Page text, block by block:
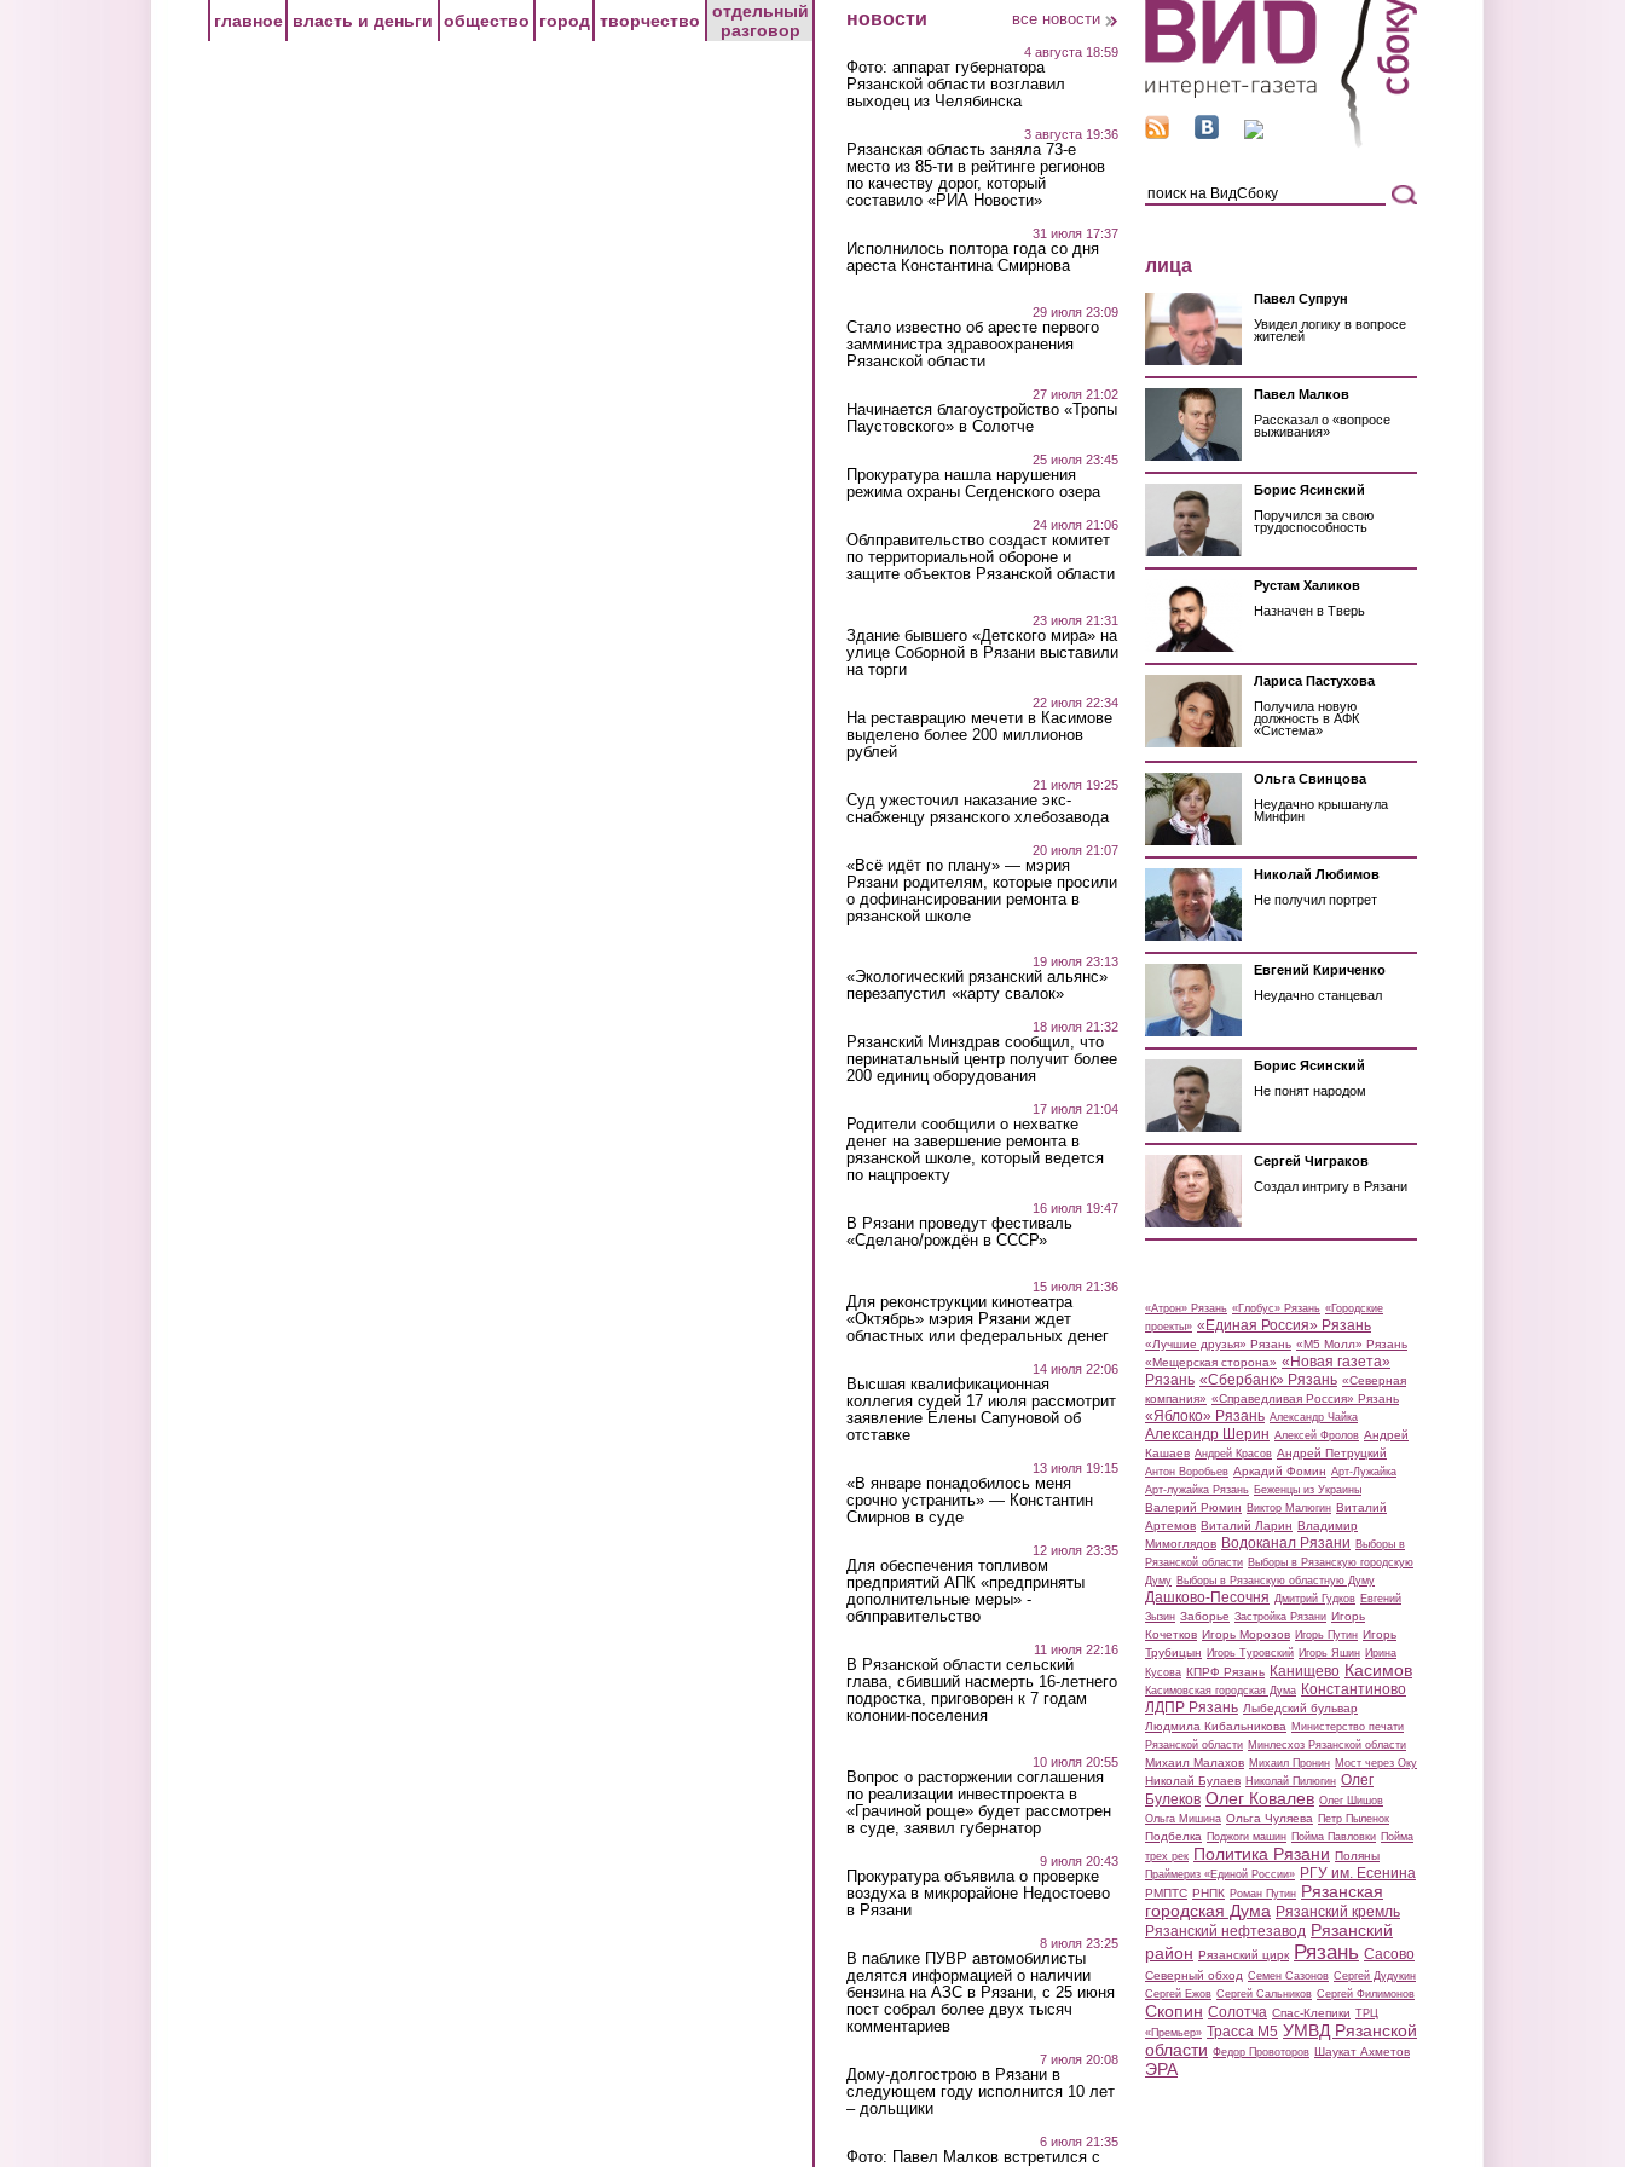
главное власть и деньги общество город творчество
отдельный
разговор
новости все новости
4 августа 18:59
Фото: аппарат губернатора
Рязанской области возглавил
выходец из Челябинска
3 августа 19:36
Рязанская область заняла 73-е
место из 85-ти в рейтинге регионов
по качеству дорог, который
составило «РИА Новости»
31 июля 17:37
Исполнилось полтора года со дня
ареста Константина Смирнова
29 июля 23:09
Стало известно об аресте первого
замминистра здравоохранения
Рязанской области
27 июля 21:02
Начинается благоустройство «Тропы
Паустовского» в Солотче
25 июля 23:45
Прокуратура нашла нарушения
режима охраны Сегденского озера
24 июля 21:06
Облправительство создаст комитет
по территориальной обороне и
защите объектов Рязанской области
23 июля 21:31
Здание бывшего «Детского мира» на
улице Соборной в Рязани выставили
на торги
22 июля 22:34
На реставрацию мечети в Касимове
выделено более 200 миллионов
рублей
21 июля 19:25
Суд ужесточил наказание экс-
снабженцу рязанского хлебозавода
20 июля 21:07
«Всё идёт по плану» — мэрия
Рязани родителям, которые просили
о дофинансировании ремонта в
рязанской школе
19 июля 23:13
«Экологический рязанский альянс»
перезапустил «карту свалок»
18 июля 21:32
Рязанский Минздрав сообщил, что
перинатальный центр получит более
200 единиц оборудования
17 июля 21:04
Родители сообщили о нехватке
денег на завершение ремонта в
рязанской школе, который ведется
по нацпроекту
16 июля 19:47
В Рязани проведут фестиваль
«Сделано/рождён в СССР»
15 июля 21:36
Для реконструкции кинотеатра
«Октябрь» мэрия Рязани ждет
областных или федеральных денег
14 июля 22:06
Высшая квалификационная
коллегия судей 17 июля рассмотрит
заявление Елены Сапуновой об
отставке
13 июля 19:15
«В январе понадобилось меня
срочно устранить» — Константин
Смирнов в суде
12 июля 23:35
Для обеспечения топливом
предприятий АПК «предприняты
дополнительные меры» -
облправительство
11 июля 22:16
В Рязанской области сельский
глава, сбивший насмерть 16-летнего
подростка, приговорен к 7 годам
колонии-поселения
10 июля 20:55
Вопрос о расторжении соглашения
по реализации инвестпроекта в
«Грачиной роще» будет рассмотрен
в суде, заявил губернатор
9 июля 20:43
Прокуратура объявила о проверке
воздуха в микрорайоне Недостоево
в Рязани
8 июля 23:25
В паблике ПУВР автомобилисты
делятся информацией о наличии
бензина на АЗС в Рязани, с 25 июня
пост собрал более двух тысяч
комментариев
7 июля 20:08
Дому-долгострою в Рязани в
следующем году исполнится 10 лет
– дольщики
6 июля 21:35
Фото: Павел Малков встретился с
лица
Павел Супрун
Увидел логику в вопросе
жителей
Павел Малков
Рассказал о «вопросе
выживания»
Борис Ясинский
Поручился за свою
трудоспособность
Рустам Халиков
Назначен в Тверь
Лариса Пастухова
Получила новую
должность в АФК
«Система»
Ольга Свинцова
Неудачно крышанула
Минфин
Николай Любимов
Не получил портрет
Евгений Кириченко
Неудачно станцевал
Борис Ясинский
Не понят народом
Сергей Чиграков
Создал интригу в Рязани
«Атрон» Рязань «Глобус» Рязань «Городские
проекты» «Единая Россия» Рязань
«Лучшие друзья» Рязань «М5 Молл» Рязань
«Мещерская сторона» «Новая газета»
Рязань «Сбербанк» Рязань «Северная
компания» «Справедливая Россия» Рязань
«Яблоко» Рязань Александр Чайка
Александр Шерин Алексей Фролов Андрей
Кашаев Андрей Красов Андрей Петруцкий
Антон Воробьев Аркадий Фомин Арт-Лужайка
Арт-лужайка Рязань Беженцы из Украины
Валерий Рюмин Виктор Малюгин Виталий
Артемов Виталий Ларин Владимир
Мимоглядов Водоканал Рязани Выборы в
Рязанской области Выборы в Рязанскую городскую
Думу Выборы в Рязанскую областную Думу
Дашково-Песочня Дмитрий Гудков Евгений
Зызин Заборье Застройка Рязани Игорь
Кочетков Игорь Морозов Игорь Путин Игорь
Трубицын Игорь Туровский Игорь Яшин Ирина
Кусова КПРФ Рязань Канищево Касимов
Касимовская городская Дума Константиново
ЛДПР Рязань Лыбедский бульвар
Людмила Кибальникова Министерство печати
Рязанской области Минлесхоз Рязанской области
Михаил Малахов Михаил Пронин Мост через Оку
Николай Булаев Николай Пилюгин Олег
Булеков Олег Ковалев Олег Шишов
Ольга Мишина Ольга Чуляева Петр Пыленок
Подбелка Поджоги машин Пойма Павловки Пойма
трех рек Политика Рязани Поляны
Праймериз «Единой России» РГУ им. Есенина
РМПТС РНПК Роман Путин Рязанская
городская Дума Рязанский кремль
Рязанский нефтезавод Рязанский
район Рязанский цирк Рязань Сасово
Северный обход Семен Сазонов Сергей Дудукин
Сергей Ежов Сергей Сальников Сергей Филимонов
Скопин Солотча Спас-Клепики ТРЦ
«Премьер» Трасса М5 УМВД Рязанской
области Федор Провоторов Шаукат Ахметов
ЭРА